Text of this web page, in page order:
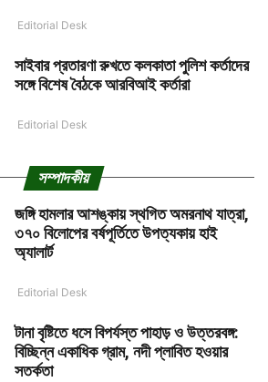
Editorial Desk
সাইবার প্রতারণা রুখতে কলকাতা পুলিশ কর্তাদের
সঙ্গে বিশেষ বৈঠকে আরবিআই কর্তারা
Editorial Desk
সম্পাদকীয়
জঙ্গি হামলার আশঙ্কায় স্থগিত অমরনাথ যাত্রা,
৩৭০ বিলোপের বর্ষপূর্তিতে উপত্যকায় হাই
অ্যালার্ট
Editorial Desk
টানা বৃষ্টিতে ধসে বিপর্যস্ত পাহাড় ও উত্তরবঙ্গ:
বিচ্ছিন্ন একাধিক গ্রাম, নদী প্লাবিত হওয়ার
সতর্কতা